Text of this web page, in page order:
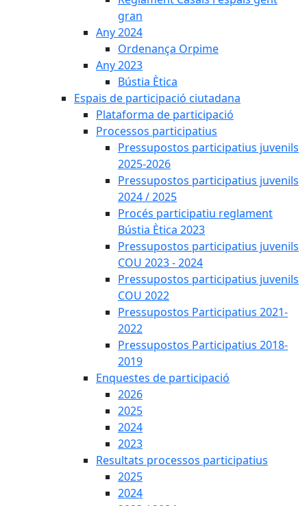
gran
Any 2024
Ordenança Orpime
Any 2023
Bústia Ètica
Espais de participació ciutadana
Plataforma de participació
Processos participatius
Pressupostos participatius juvenils
2025-2026
Pressupostos participatius juvenils
2024 / 2025
Procés participatiu reglament
Bústia Ètica 2023
Pressupostos participatius juvenils
COU 2023 - 2024
Pressupostos participatius juvenils
COU 2022
Pressupostos Participatius 2021-
2022
Pressupostos Participatius 2018-
2019
Enquestes de participació
2026
2025
2024
2023
Resultats processos participatius
2025
2024